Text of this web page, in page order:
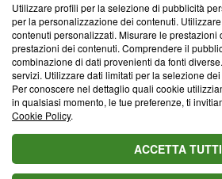
Informativa Privacy
Cookie Policy
Blasting SA, IDI CHE-247.845.224, Via
Lugano (Svizzera) Tel:+39 0690258937
© 2026 Blasting News
Utilizzare profili per la selezione di pubblicità
per la personalizzazione dei contenuti.
contenuti personalizzati. Misurare le
prestazioni dei contenuti. Comprendere il
combinazione di dati provenienti da fonti
servizi. Utilizzare dati limitati per la selezione
Per conoscere nel dettaglio quali cookie
in qualsiasi momento, le tue preferenze, ti
Cookie Policy.
ACCETTA TUTTI